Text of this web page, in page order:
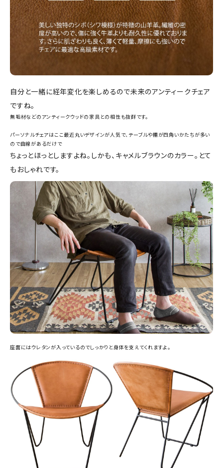
自分と一緒に経年変化を楽しめるので未来のアンティークチェア
ですね。
無垢材などのアンティークウッドの家具との相性も抜群です。
パーソナルチェアはここ最近丸いデザインが人気で、テーブルや棚が四角いかたちが多い
ので曲線があるだけで
ちょっとほっとしますよね。しかも、キャメルブラウンのカラー。とて
もおしゃれです。
座面にはウレタンが入っているのでしっかりと身体を支えてくれますよ。